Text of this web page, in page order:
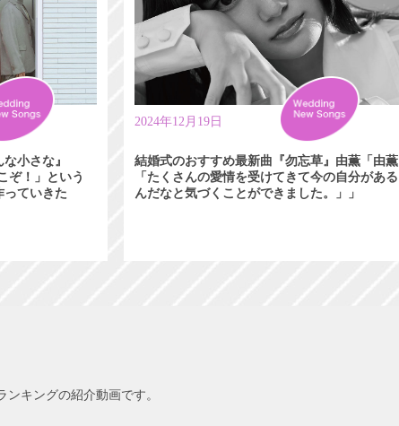
小さな』
ぞ！」という
っていきた
2024年12月19日
結婚式のおすすめ最新曲『勿忘草』由薫「由薫
「たくさんの愛情を受けてきて今の自分がある
んだなと気づくことができました。」」
キングの紹介動画です。